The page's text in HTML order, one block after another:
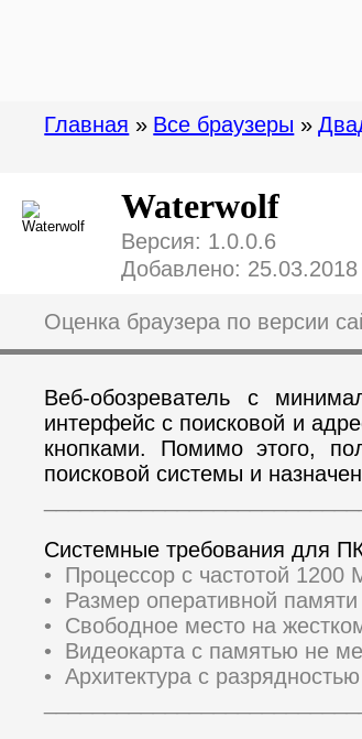
Версия: 1.0.0.6
Добавлено: 25.03.2018
Waterwolf
Оценка браузера по версии
Веб-обозреватель с
интерфейс с поисковой и
кнопками. Помимо этого,
поисковой системы и
Системные требования для
• Процессор с частотой
• Размер оперативной
• Свободное место на
• Видеокарта с памятью не
• Архитектура с
Главная » Все браузеры »